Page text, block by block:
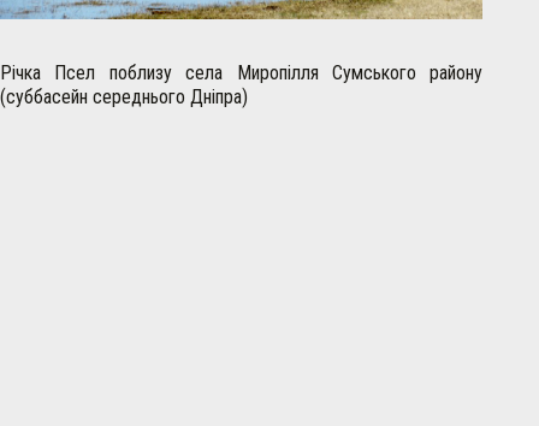
Річка Псел поблизу села Миропілля Сумського району
(суббасейн середнього Дніпра)